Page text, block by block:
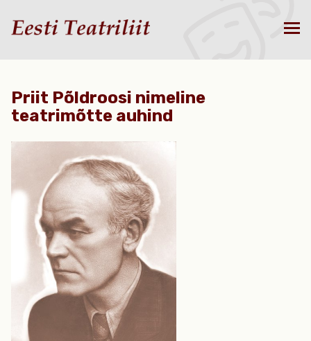
Priit Põldroosi nimeline
teatrimõtte auhind